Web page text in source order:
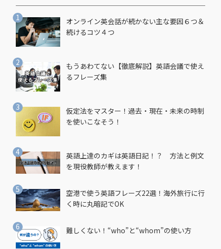
オンライン英会話が続かない主な要因６つ＆
続けるコツ４つ
もうあわてない【徹底解説】英語会議で使え
るフレーズ集
仮定法をマスター！過去・現在・未来の時制
を使いこなそう！
英語上達のカギは英語日記！？ 方法と例文
を現役教師が教えます！
空港で使う英語フレーズ22選！海外旅行に行
く時に丸暗記でOK
難しくない！“who”と“whom”の使い方